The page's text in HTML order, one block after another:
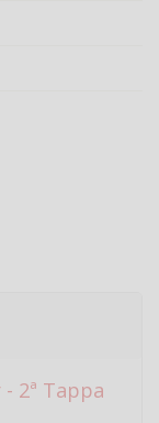
2ª Tappa